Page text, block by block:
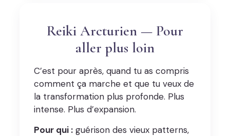
Reiki Arcturien — Pour
aller plus loin
C’est pour après, quand tu as compris
comment ça marche et que tu veux de
la transformation plus profonde. Plus
intense. Plus d’expansion.
Pour qui : guérison des vieux patterns,